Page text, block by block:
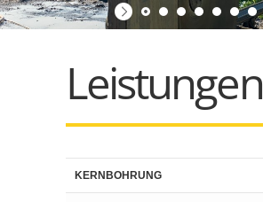
Leistungen
KERNBOHRUNG